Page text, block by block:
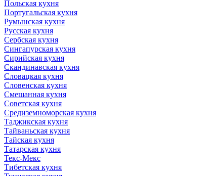
Польская кухня
Португальская кухня
Румынская кухня
Русская кухня
Сербская кухня
Сингапурская кухня
Сирийская кухня
Скандинавская кухня
Словацкая кухня
Словенская кухня
Смешанная кухня
Советская кухня
Средиземноморская кухня
Таджикская кухня
Тайваньская кухня
Тайская кухня
Татарская кухня
Текс-Мекс
Тибетская кухня